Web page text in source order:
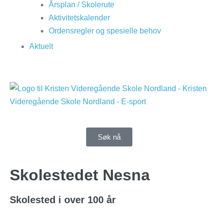
Årsplan / Skolerute
Aktivitetskalender
Ordensregler og spesielle behov
Aktuelt
Søk nå
Skolestedet Nesna
Skolested i over 100 år